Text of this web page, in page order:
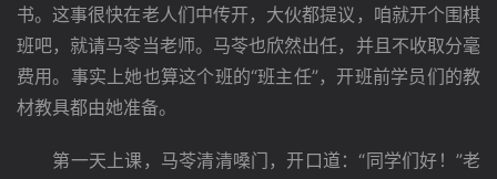
书。这事很快在老人们中传开，大伙都提议，咱就开个围棋
班吧，就请马苓当老师。马苓也欣然出任，并且不收取分毫
费用。事实上她也算这个班的“班主任”，开班前学员们的教
材教具都由她准备。
第一天上课，马苓清清嗓门，开口道：“同学们好！”老